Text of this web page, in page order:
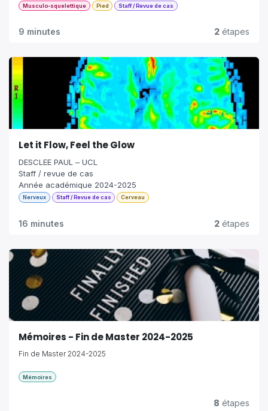
Musculo-squelettique Pied Staff / Revue de cas
9 minutes 2 étapes
Let it Flow, Feel the Glow
DESCLEE PAUL – UCL
Staff / revue de cas
Année académique 2024-2025
Nerveux Staff / Revue de cas Cerveau
16 minutes 2 étapes
Mémoires - Fin de Master 2024-2025
Fin de Master 2024-2025
Mémoires
8 étapes